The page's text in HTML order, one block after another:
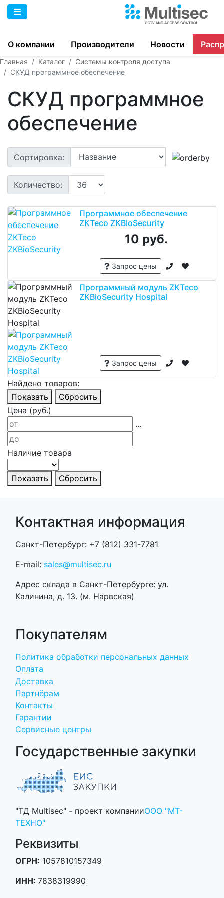
О компании Производители Новости
Главная Каталог
Системы контроля доступа
СКУД программное обеспечение
СКУД программное
обеспечение
Сортировка:
Количество:
Программное обеспечение
ZKTeco ZKBioSecurity
10 руб.
Запрос цены
Программный модуль ZKTeco
ZKBioSecurity Hospital
Запрос цены
Найдено товаров:
Показать
Сбросить
Цена (руб.)
...
Наличие товара
Показать Сбросить
Контактная информация
Санкт-Петербург: +7 (812) 331-7781
E-mail: sales@multisec.ru
Адрес склада в Санкт-Петербурге: ул.
Калинина, д. 13. (м. Нарвская)
Покупателям
Политика обработки персональных данных
Оплата
Доставка
Партнёрам
Контакты
Гарантии
Сервисные центры
Государственные закупки
"ТД Multisec" - проект компанииООО "МТ-
ТЕХНО"
Реквизиты
ОГРН: 1057810157349
ИНН: 7838319990